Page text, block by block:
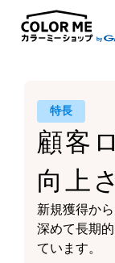
特長
顧客
向上
新規獲得か
深めて長期
ています。